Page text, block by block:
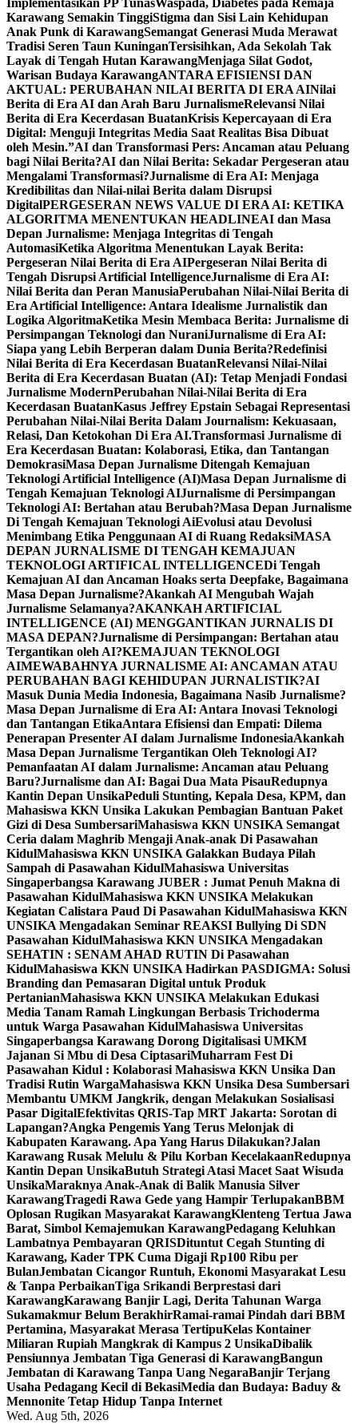
Implementasikan PP TunasWaspada, Diabetes pada Remaja
Karawang Semakin TinggiStigma dan Sisi Lain Kehidupan
Anak Punk di KarawangSemangat Generasi Muda Merawat
Tradisi Seren Taun KuninganTersisihkan, Ada Sekolah Tak
Layak di Tengah Hutan KarawangMenjaga Silat Godot,
Warisan Budaya KarawangANTARA EFISIENSI DAN
AKTUAL: PERUBAHAN NILAI BERITA DI ERA AINilai
Berita di Era AI dan Arah Baru JurnalismeRelevansi Nilai
Berita di Era Kecerdasan BuatanKrisis Kepercayaan di Era
Digital: Menguji Integritas Media Saat Realitas Bisa Dibuat
oleh Mesin.”AI dan Transformasi Pers: Ancaman atau Peluang
bagi Nilai Berita?AI dan Nilai Berita: Sekadar Pergeseran atau
Mengalami Transformasi?Jurnalisme di Era AI: Menjaga
Kredibilitas dan Nilai-nilai Berita dalam Disrupsi
DigitalPERGESERAN NEWS VALUE DI ERA AI: KETIKA
ALGORITMA MENENTUKAN HEADLINEAI dan Masa
Depan Jurnalisme: Menjaga Integritas di Tengah
AutomasiKetika Algoritma Menentukan Layak Berita:
Pergeseran Nilai Berita di Era AIPergeseran Nilai Berita di
Tengah Disrupsi Artificial IntelligenceJurnalisme di Era AI:
Nilai Berita dan Peran ManusiaPerubahan Nilai-Nilai Berita di
Era Artificial Intelligence: Antara Idealisme Jurnalistik dan
Logika AlgoritmaKetika Mesin Membaca Berita: Jurnalisme di
Persimpangan Teknologi dan NuraniJurnalisme di Era AI:
Siapa yang Lebih Berperan dalam Dunia Berita?Redefinisi
Nilai Berita di Era Kecerdasan BuatanRelevansi Nilai-Nilai
Berita di Era Kecerdasan Buatan (AI): Tetap Menjadi Fondasi
Jurnalisme ModernPerubahan Nilai-Nilai Berita di Era
Kecerdasan BuatanKasus Jeffrey Epstain Sebagai Representasi
Perubahan Nilai-Nilai Berita Dalam Journalism: Kekuasaan,
Relasi, Dan Ketokohan Di Era AI.Transformasi Jurnalisme di
Era Kecerdasan Buatan: Kolaborasi, Etika, dan Tantangan
DemokrasiMasa Depan Jurnalisme Ditengah Kemajuan
Teknologi Artificial Intelligence (AI)Masa Depan Jurnalisme di
Tengah Kemajuan Teknologi AIJurnalisme di Persimpangan
Teknologi AI: Bertahan atau Berubah?Masa Depan Jurnalisme
Di Tengah Kemajuan Teknologi AiEvolusi atau Devolusi
Menimbang Etika Penggunaan AI di Ruang RedaksiMASA
DEPAN JURNALISME DI TENGAH KEMAJUAN
TEKNOLOGI ARTIFICAL INTELLIGENCEDi Tengah
Kemajuan AI dan Ancaman Hoaks serta Deepfake, Bagaimana
Masa Depan Jurnalisme?Akankah AI Mengubah Wajah
Jurnalisme Selamanya?AKANKAH ARTIFICIAL
INTELLIGENCE (AI) MENGGANTIKAN JURNALIS DI
MASA DEPAN?Jurnalisme di Persimpangan: Bertahan atau
Tergantikan oleh AI?KEMAJUAN TEKNOLOGI
AIMEWABAHNYA JURNALISME AI: ANCAMAN ATAU
PERUBAHAN BAGI KEHIDUPAN JURNALISTIK?AI
Masuk Dunia Media Indonesia, Bagaimana Nasib Jurnalisme?
Masa Depan Jurnalisme di Era AI: Antara Inovasi Teknologi
dan Tantangan EtikaAntara Efisiensi dan Empati: Dilema
Penerapan Presenter AI dalam Jurnalisme IndonesiaAkankah
Masa Depan Jurnalisme Tergantikan Oleh Teknologi AI?
Pemanfaatan AI dalam Jurnalisme: Ancaman atau Peluang
Baru?Jurnalisme dan AI: Bagai Dua Mata PisauRedupnya
Kantin Depan UnsikaPeduli Stunting, Kepala Desa, KPM, dan
Mahasiswa KKN Unsika Lakukan Pembagian Bantuan Paket
Gizi di Desa SumbersariMahasiswa KKN UNSIKA Semangat
Ceria dalam Maghrib Mengaji Anak-anak Di Pasawahan
KidulMahasiswa KKN UNSIKA Galakkan Budaya Pilah
Sampah di Pasawahan KidulMahasiswa Universitas
Singaperbangsa Karawang JUBER : Jumat Penuh Makna di
Pasawahan KidulMahasiswa KKN UNSIKA Melakukan
Kegiatan Calistara Paud Di Pasawahan KidulMahasiswa KKN
UNSIKA Mengadakan Seminar REAKSI Bullying Di SDN
Pasawahan KidulMahasiswa KKN UNSIKA Mengadakan
SEHATIN : SENAM AHAD RUTIN Di Pasawahan
KidulMahasiswa KKN UNSIKA Hadirkan PASDIGMA: Solusi
Branding dan Pemasaran Digital untuk Produk
PertanianMahasiswa KKN UNSIKA Melakukan Edukasi
Media Tanam Ramah Lingkungan Berbasis Trichoderma
untuk Warga Pasawahan KidulMahasiswa Universitas
Singaperbangsa Karawang Dorong Digitalisasi UMKM
Jajanan Si Mbu di Desa CiptasariMuharram Fest Di
Pasawahan Kidul : Kolaborasi Mahasiswa KKN Unsika Dan
Tradisi Rutin WargaMahasiswa KKN Unsika Desa Sumbersari
Membantu UMKM Jangkrik, dengan Melakukan Sosialisasi
Pasar DigitalEfektivitas QRIS-Tap MRT Jakarta: Sorotan di
Lapangan?Angka Pengemis Yang Terus Melonjak di
Kabupaten Karawang. Apa Yang Harus Dilakukan?Jalan
Karawang Rusak Melulu & Pilu Korban KecelakaanRedupnya
Kantin Depan UnsikaButuh Strategi Atasi Macet Saat Wisuda
UnsikaMaraknya Anak-Anak di Balik Manusia Silver
KarawangTragedi Rawa Gede yang Hampir TerlupakanBBM
Oplosan Rugikan Masyarakat KarawangKlenteng Tertua Jawa
Barat, Simbol Kemajemukan KarawangPedagang Keluhkan
Lambatnya Pembayaran QRISDituntut Cegah Stunting di
Karawang, Kader TPK Cuma Digaji Rp100 Ribu per
BulanJembatan Cicangor Runtuh, Ekonomi Masyarakat Lesu
& Tanpa PerbaikanTiga Srikandi Berprestasi dari
KarawangKarawang Banjir Lagi, Derita Tahunan Warga
Sukamakmur Belum BerakhirRamai-ramai Pindah dari BBM
Pertamina, Masyarakat Merasa TertipuKelas Kontainer
Miliaran Rupiah Mangkrak di Kampus 2 UnsikaDibalik
Pensiunnya Jembatan Tiga Generasi di KarawangBangun
Jembatan di Karawang Tanpa Uang NegaraBanjir Terjang
Usaha Pedagang Kecil di BekasiMedia dan Budaya: Baduy &
Mennonite Tetap Hidup Tanpa Internet
Wed. Aug 5th, 2026